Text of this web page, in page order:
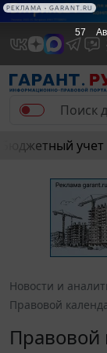
Бюджетный учет
Новости и
Правовой
Правовой
57
РЕКЛАМА • GARANT.RU